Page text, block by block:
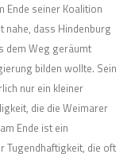
Ende seiner Koalition
nahe, dass Hindenburg
dem Weg geräumt
bilden wollte. Sein
nur ein kleiner
die die Weimarer
Ende ist ein
Tugendhaftigkeit, die oft